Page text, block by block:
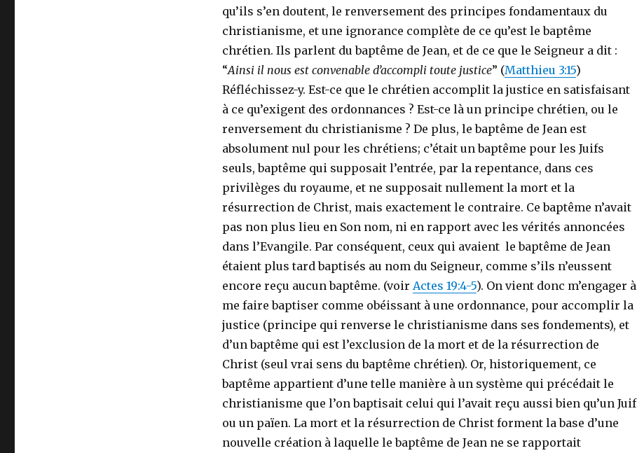
qu’ils s’en doutent, le renversement des principes fondamentaux du
christianisme, et une ignorance complète de ce qu’est le baptême
chrétien. Ils parlent du baptême de Jean, et de ce que le Seigneur a dit :
“Ainsi il nous est convenable d’accompli toute justice” (Matthieu 3:15)
Réfléchissez-y. Est-ce que le chrétien accomplit la justice en satisfaisant
à ce qu’exigent des ordonnances ? Est-ce là un principe chrétien, ou le
renversement du christianisme ? De plus, le baptême de Jean est
absolument nul pour les chrétiens; c’était un baptême pour les Juifs
seuls, baptême qui supposait l’entrée, par la repentance, dans ces
privilèges du royaume, et ne supposait nullement la mort et la
résurrection de Christ, mais exactement le contraire. Ce baptême n’avait
pas non plus lieu en Son nom, ni en rapport avec les vérités annoncées
dans l’Evangile. Par conséquent, ceux qui avaient le baptême de Jean
étaient plus tard baptisés au nom du Seigneur, comme s’ils n’eussent
encore reçu aucun baptême. (voir Actes 19:4-5). On vient donc m’engager à
me faire baptiser comme obéissant à une ordonnance, pour accomplir la
justice (principe qui renverse le christianisme dans ses fondements), et
d’un baptême qui est l’exclusion de la mort et de la résurrection de
Christ (seul vrai sens du baptême chrétien). Or, historiquement, ce
baptême appartient d’une telle manière à un système qui précédait le
christianisme que l’on baptisait celui qui l’avait reçu aussi bien qu’un Juif
ou un païen. La mort et la résurrection de Christ forment la base d’une
nouvelle création à laquelle le baptême de Jean ne se rapportait